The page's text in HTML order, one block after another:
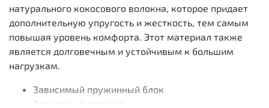
натурального кокосового волокна, которое придает
дополнительную упругость и жесткость, тем самым
повышая уровень комфорта. Этот материал также
является долговечным и устойчивым к большим
нагрузкам.
Зависимый пружинный блок
Экономный вариант